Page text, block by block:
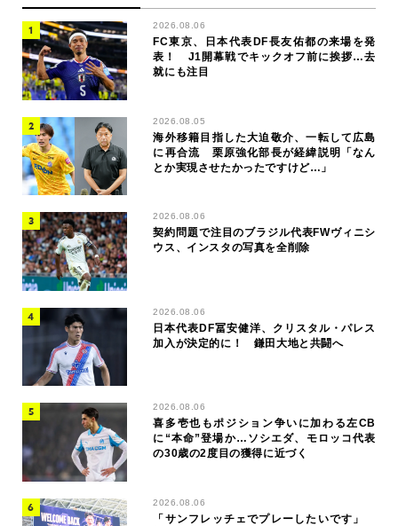
2026.08.06
FC東京、日本代表DF長友佑都の来場を発
表！ J1開幕戦でキックオフ前に挨拶…去
就にも注目
2026.08.05
海外移籍目指した大迫敬介、一転して広島
に再合流 栗原強化部長が経緯説明「なん
とか実現させたかったですけど…」
2026.08.06
契約問題で注目のブラジル代表FWヴィニシ
ウス、インスタの写真を全削除
2026.08.06
日本代表DF冨安健洋、クリスタル・パレス
加入が決定的に！ 鎌田大地と共闘へ
2026.08.06
喜多壱也もポジション争いに加わる左CB
に“本命”登場か…ソシエダ、モロッコ代表
の30歳の2度目の獲得に近づく
2026.08.06
「サンフレッチェでプレーしたいです」